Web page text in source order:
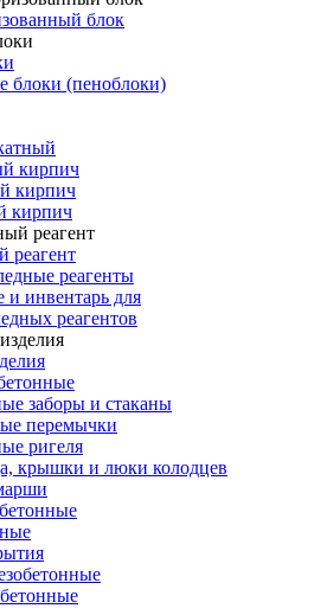
блок
блоки (пеноблоки)
кирпич
кирпич
кирпич
реагент
реагенты
и инвентарь для
реагентов
заборы и стаканы
перемычки
ригеля
крышки и люки колодцев